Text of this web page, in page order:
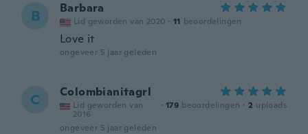
B Barbara
Lid geworden van 2020 · 11 beoordelingen
Love it
ongeveer 5 jaar geleden
C Colombianitagrl
Lid geworden van
2016
· 179 beoordelingen · 2 uploads
ongeveer 5 jaar geleden